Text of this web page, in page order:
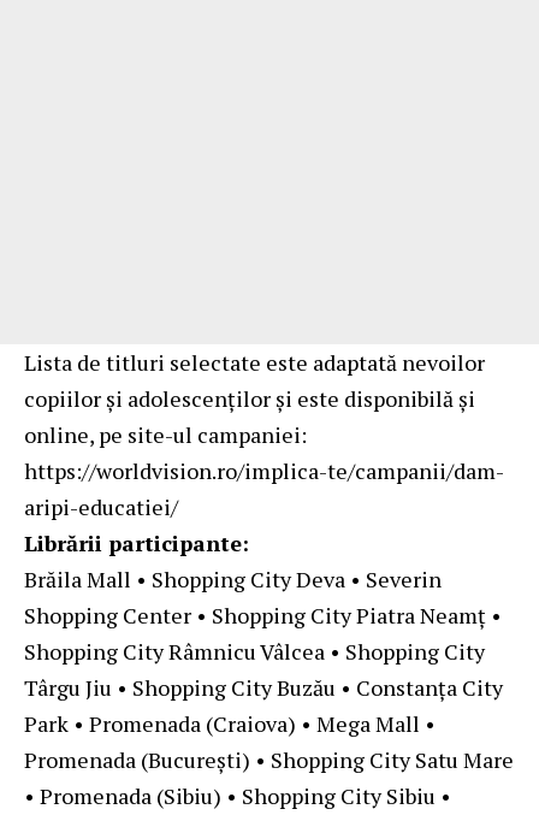
Lista de titluri selectate este adaptată nevoilor
copiilor și adolescenților și este disponibilă și
online, pe site-ul campaniei:
https://worldvision.ro/implica-te/campanii/dam-
aripi-educatiei/
Librării participante:
Brăila Mall • Shopping City Deva • Severin
Shopping Center • Shopping City Piatra Neamț •
Shopping City Râmnicu Vâlcea • Shopping City
Târgu Jiu • Shopping City Buzău • Constanța City
Park • Promenada (Craiova) • Mega Mall •
Promenada (București) • Shopping City Satu Mare
• Promenada (Sibiu) • Shopping City Sibiu •